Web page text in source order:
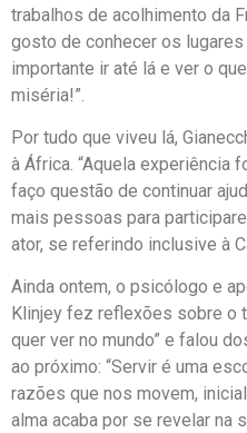
trabalhos de acolhimento da
gosto de conhecer os lugares
importante ir até lá e ver o
miséria!”.
Por tudo que viveu lá,
à África. “Aquela experiência
faço questão de continuar
mais pessoas para
ator, se referindo inclusive à
Ainda ontem, o psicólogo e
Klinjey fez reflexões sobre o
quer ver no mundo” e falou
ao próximo: “Servir é uma
razões que nos movem,
alma acaba por se revelar na